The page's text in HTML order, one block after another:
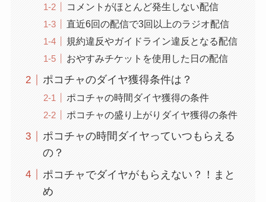
コメントがほとんど発生しない配信
直近6回の配信で3回以上のラジオ配信
規約違反やガイドライン違反となる配信
おやすみチケットを使用した日の配信
ポコチャのダイヤ獲得条件は？
ポコチャの時間ダイヤ獲得の条件
ポコチャの盛り上がりダイヤ獲得の条件
ポコチャの時間ダイヤっていつもらえる
の？
ポコチャでダイヤがもらえない？！まと
め